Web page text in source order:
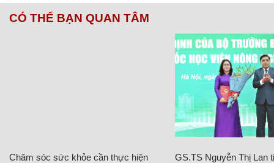
CÓ THỂ BẠN QUAN TÂM
Chăm sóc sức khỏe cần thực hiện
GS.TS Nguyễn Thị Lan